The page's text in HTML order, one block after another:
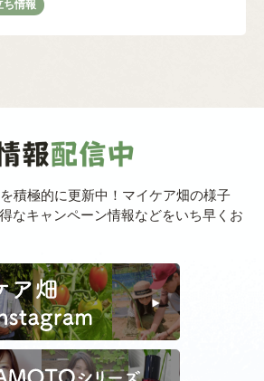
積極的に更新中！マイケア畑の様子
なキャンペーン情報などをいち早くお